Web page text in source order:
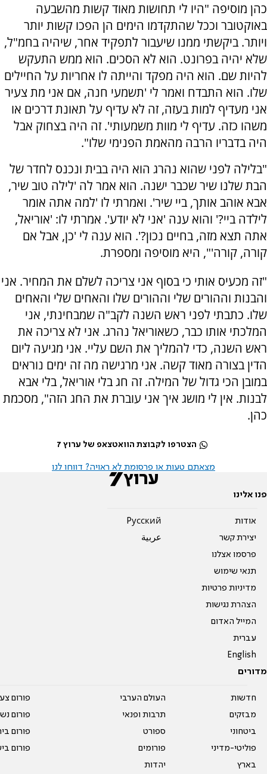
כהן מוסיפה "היו לי תחושות מאוד קשות מהשבעה
באוקטובר וככל שהתקדמו הימים הן הפכו קשות יותר
ויותר. ביקשתי ממנו שיעבור לתפקיד אחר, שיהיה בחמ"ל,
שלא יהיה בפרונט. הוא לא הסכים. הוא ממש התעקש
להיות שם. הוא היה מפקד והייתה לו אחריות על החיילים
שלו. הוא התבדח ואמר לי 'תשמעי חנה, אם אני מת צעיר
אני מעדיף למות בעזה, זה לא עדיף על תאונת דרכים או
משהו כזה. עדיף לי מוות משמעותי'. זה היה בצחוק אבל
היה בדבריו הרבה מהאמת הפנימי שלו".
"בלילה לפני שהוא נהרג הוא היה בבית ונכנס לחדר של
הבת שלנו שיר שכבר ישנה. הוא אמר לה 'לילה טוב שיר,
אבא אוהב אותך, ביי שיר'. ואמרתי לו 'למה אתה אומר
לילדה ביי?' והוא ענה 'אני לא יודע'. אמרתי לו: 'אוריאל,
אתה תצא מזה, בחיים נכון?'. הוא ענה לי 'כן, אבל אם
קורה, קורה'", היא מוסיפה ומספרת.
"זה מכעיס אותי כי בסוף אני צריכה לשלם את המחיר. אני
והבנות וההורים שלי וההורים שלו והאחים שלי והאחים
שלו. כתבתי לפני ראש השנה לקב"ה שמבחינתי, אני
המלכתי אותו כבר, כשאוריאל נהרג. אני לא צריכה את
ראש השנה, כדי להמליך את השם עליי. אני מגיעה ליום
הדין בצורה מאוד קשה. אני מרגישה מה זה ימים נוראים
במובן הכי גדול של המילה. זה חג בלי אוריאל, בלי אבא
לבנות. אין לי מושג איך אני עוברת את החג הזה", מסכמת
כהן.
הצטרפו לקבוצת הוואטצאפ של ערוץ 7
מצאתם טעות או פרסומת לא ראויה? דווחו לנו
פנו אלינו
אודות
יצירת קשר
פרסמו אצלנו
תנאי שימוש
מדיניות פרטיות
הצהרת נגישות
המייל האדום
עברית
English
Pусский
عربية
מדורים
חדשות
מבזקים
ביטחוני
פוליטי-מדיני
בארץ
העולם הערבי
תרבות ופנאי
ספורט
פורומים
יהדות
פורום
פורום
פורום
פורום